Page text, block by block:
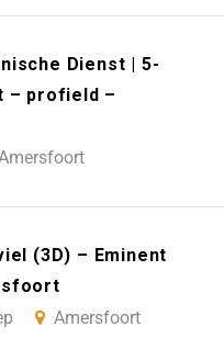
Dienst | 5-
– profield –
(3D) – Eminent
Amersfoort